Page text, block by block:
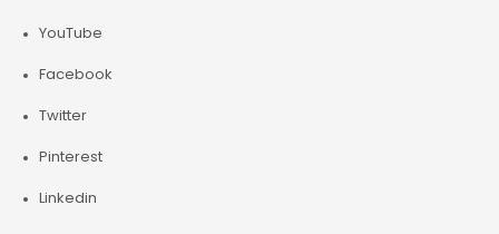
YouTube
Facebook
Twitter
Pinterest
Linkedin